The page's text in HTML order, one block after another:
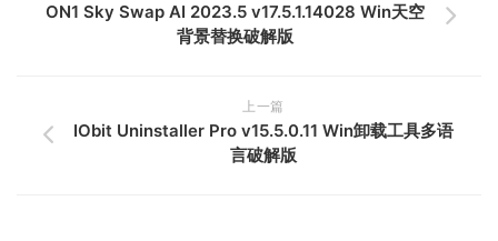
ON1 Sky Swap AI 2023.5 v17.5.1.14028 Win天空
背景替换破解版
上一篇
IObit Uninstaller Pro v15.5.0.11 Win卸载工具多语
言破解版